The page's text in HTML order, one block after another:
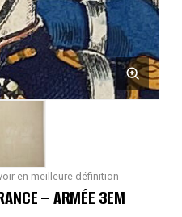
en meilleure définition
– ARMÉE 3EM